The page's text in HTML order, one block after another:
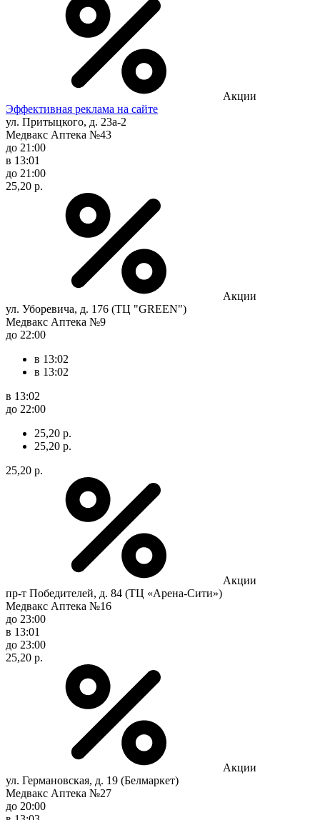
Акции
Эффективная реклама на сайте
ул. Притыцкого, д. 23а-2
Медвакс Аптека №43
до 21:00
в 13:01
до 21:00
25,20 р.
Акции
ул. Уборевича, д. 176 (ТЦ "GREEN")
Медвакс Аптека №9
до 22:00
в 13:02
в 13:02
в 13:02
до 22:00
25,20 р.
25,20 р.
25,20 р.
Акции
пр-т Победителей, д. 84 (ТЦ «Арена-Сити»)
Медвакс Аптека №16
до 23:00
в 13:01
до 23:00
25,20 р.
Акции
ул. Германовская, д. 19 (Белмаркет)
Медвакс Аптека №27
до 20:00